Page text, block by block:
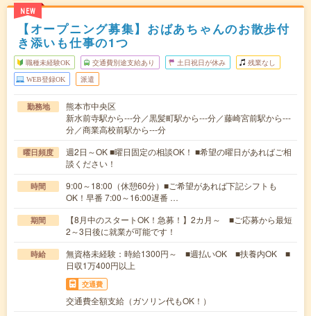
NEW
【オープニング募集】おばあちゃんのお散歩付
き添いも仕事の1つ
職種未経験OK 交通費別途支給あり 土日祝日が休み 残業なし
WEB登録OK 派遣
勤務地
熊本市中央区
新水前寺駅から---分／黒髪町駅から---分／藤崎宮前駅から---
分／商業高校前駅から---分
曜日頻度
週2日～OK ■曜日固定の相談OK！ ■希望の曜日があればご相
談ください！
時間
9:00～18:00（休憩60分）■ご希望があれば下記シフトも
OK！早番 7:00～16:00遅番 …
期間
【8月中のスタートOK！急募！】2カ月～ ■ご応募から最短
2～3日後に就業が可能です！
時給
無資格未経験：時給1300円～ ■週払いOK ■扶養内OK ■
日収1万400円以上
交通費
交通費全額支給（ガソリン代もOK！）